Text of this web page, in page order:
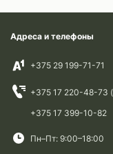
Адреса и телефоны
+375 29 199-71-71
+375 17 220-48-73
+375 17 399-10-82
Пн–Пт: 9:00–18:00